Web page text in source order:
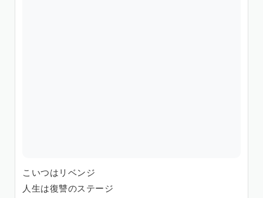
こいつはリベンジ
人生は復讐のステージ